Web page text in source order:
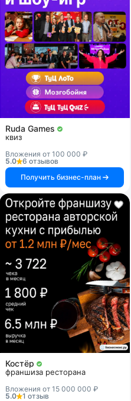
Ruda Games
квиз
Вложения от 100 000 ₽
5.0
6 отзывов
Получить бизнес-план
Костёр
франшиза ресторана
Вложения от 15 000 000 ₽
5.0
1 отзыв